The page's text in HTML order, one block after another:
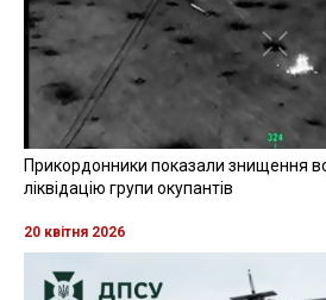
Прикордонники показали знищення
ліквідацію групи окупантів
20 квітня 2026